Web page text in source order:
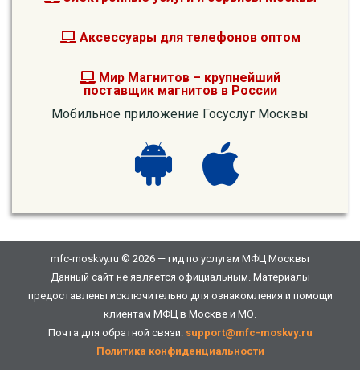
Аксессуары для телефонов оптом
Мир Магнитов – крупнейший
поставщик магнитов в России
Мобильное приложение Госуслуг Москвы
mfc-moskvy.ru © 2026 — гид по услугам МФЦ Москвы
Данный сайт не является официальным. Материалы
предоставлены исключительно для ознакомления и помощи
клиентам МФЦ в Москве и МО.
Почта для обратной связи: support@mfc-moskvy.ru
Политика конфиденциальности